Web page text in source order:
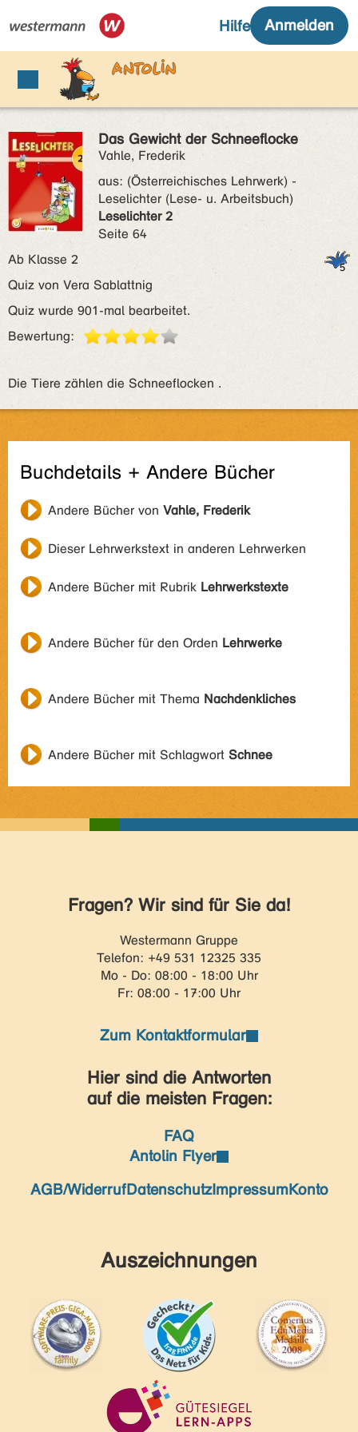
Das Gewicht der Schneeflocke
Vahle, Frederik
aus: (Österreichisches Lehrwerk) -
Leselichter (Lese- u. Arbeitsbuch)
Leselichter 2
Seite 64
Ab Klasse 2
Quiz von Vera Sablattnig
Quiz wurde 901-mal bearbeitet.
Bewertung:
Die Tiere zählen die Schneeflocken .
Buchdetails + Andere Bücher
Andere Bücher von Vahle, Frederik
Dieser Lehrwerkstext in anderen Lehrwerken
Andere Bücher mit Rubrik Lehrwerkstexte
Andere Bücher für den Orden Lehrwerke
Andere Bücher mit Thema Nachdenkliches
Andere Bücher mit Schlagwort Schnee